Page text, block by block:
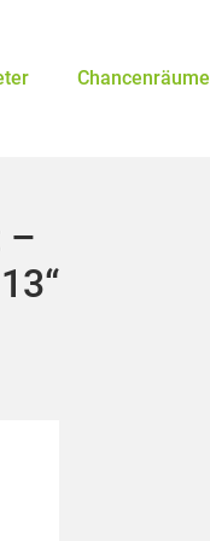
Chancenräume
–